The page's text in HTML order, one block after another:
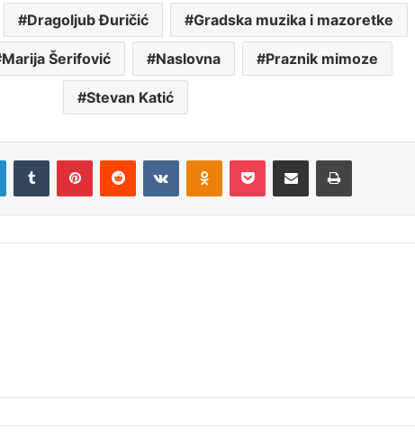
Dragoljub Đuričić Gradska muzika i mazoretke
Marija Šerifović Naslovna Praznik mimoze
Stevan Katić
LinkedInTumblr PinterestReddit VKontakteOdnoklassniki
Pocket Подијели путем емаилаШтампај